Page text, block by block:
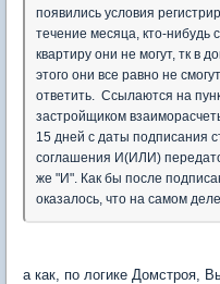
появились условия
течение месяца, кто-нибудь
квартиру они не могут, тк в
этого они все равно не
ответить. Ссылаются на
застройщиком
15 дней с даты подписания
соглашения И(ИЛИ)
же "И". Как бы после
оказалось, что на самом
а как, по логике Домстроя,